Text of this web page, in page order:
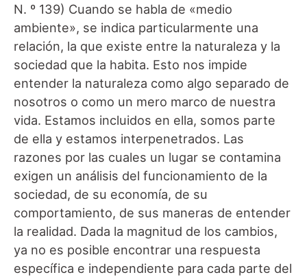
N. º 139) Cuando se habla de «medio
ambiente», se indica particularmente una
relación, la que existe entre la naturaleza y la
sociedad que la habita. Esto nos impide
entender la naturaleza como algo separado de
nosotros o como un mero marco de nuestra
vida. Estamos incluidos en ella, somos parte
de ella y estamos interpenetrados. Las
razones por las cuales un lugar se contamina
exigen un análisis del funcionamiento de la
sociedad, de su economía, de su
comportamiento, de sus maneras de entender
la realidad. Dada la magnitud de los cambios,
ya no es posible encontrar una respuesta
específica e independiente para cada parte del